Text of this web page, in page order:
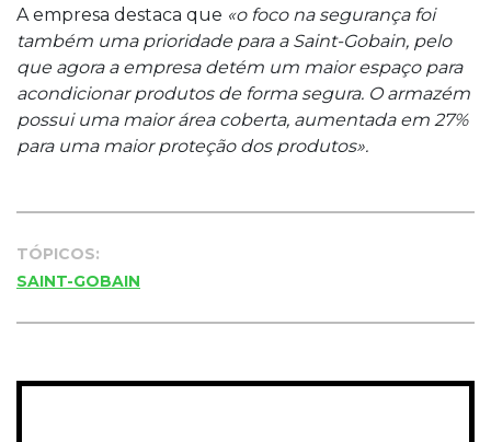
A empresa destaca que «o foco na segurança foi
também uma prioridade para a Saint-Gobain, pelo
que agora a empresa detém um maior espaço para
acondicionar produtos de forma segura. O armazém
possui uma maior área coberta, aumentada em 27%
para uma maior proteção dos produtos».
TÓPICOS:
SAINT-GOBAIN